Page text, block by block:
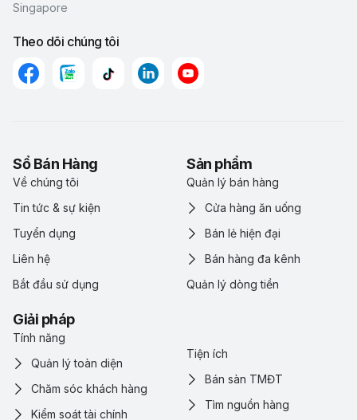
Singapore
Theo dõi chúng tôi
Sổ Bán Hàng
Về chúng tôi
Tin tức & sự kiện
Tuyển dụng
Liên hệ
Bắt đầu sử dụng
Sản phẩm
Quản lý bán hàng
Cửa hàng ăn uống
Bán lẻ hiện đại
Bán hàng đa kênh
Quản lý dòng tiền
Giải pháp
Tính năng
Quản lý toàn diện
Chăm sóc khách hàng
Kiểm soát tài chính
Tiện ích
Bán sàn TMĐT
Tìm nguồn hàng